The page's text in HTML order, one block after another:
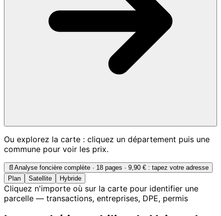
Ou explorez la carte : cliquez un département puis une
commune pour voir les prix.
📄 Analyse foncière complète · 18 pages · 9,90 € : tapez votre adresse
Plan
Satellite Hybride
Cliquez n'importe où sur la carte pour identifier une
parcelle — transactions, entreprises, DPE, permis